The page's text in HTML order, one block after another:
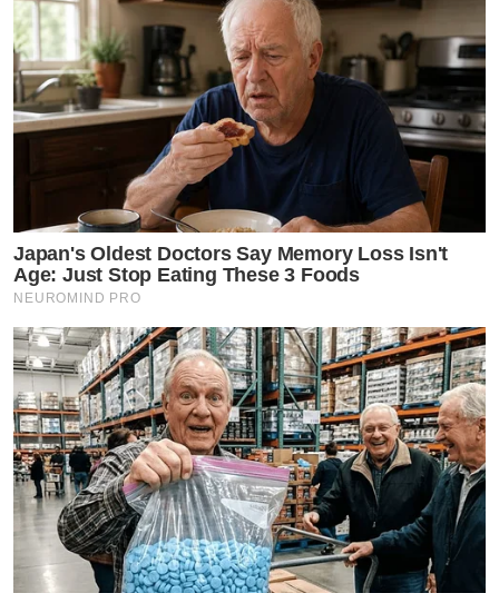
Japan's Oldest Doctors Say Memory Loss Isn't
Age: Just Stop Eating These 3 Foods
NEUROMIND PRO